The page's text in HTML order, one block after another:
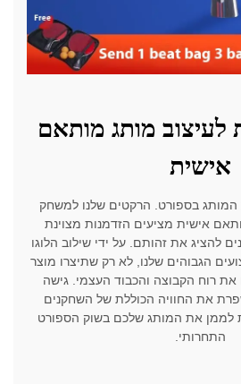
לעיצוב מותג מותאם
אישית
המותג בספורט. הרקטים שלנו למשחק
אישית מציעים הזדמנות מצוינת
להציג את זהותם. על ידי שילוב הלוגו
הגבוהים שלנו, לא רק שתיצרו מוצר
את רוח הקבוצה והכבוד העצמי. גישה
את החוויה הכוללת של השחקנים
לממן את המותג שלכם בשוק הספורט
התחרותי.